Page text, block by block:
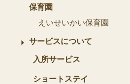
保育園
えいせいかい保育園
サービスについて
入所サービス
ショートステイ